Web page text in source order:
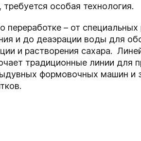
особая технология.
переработке – от
и до деаэрации воды для
и растворения сахара.
традиционные линии для
формовочных машин и